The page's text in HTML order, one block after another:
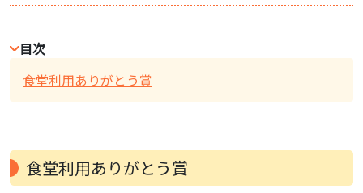
目次
食堂利用ありがとう賞
食堂利用ありがとう賞